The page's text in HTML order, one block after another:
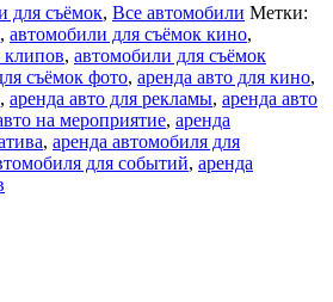
для съёмок, Все автомобили Метки:
, автомобили для съёмок кино,
клипов, автомобили для съёмок
съёмок фото, аренда авто для кино,
, аренда авто для рекламы, аренда авто
на мероприятие, аренда
, аренда автомобиля для
для событий, аренда